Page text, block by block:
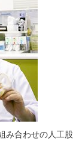
み合わせの人工股